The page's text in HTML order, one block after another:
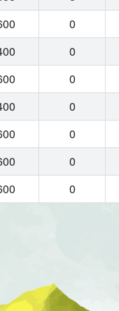
0
0
0
0
0
0
0